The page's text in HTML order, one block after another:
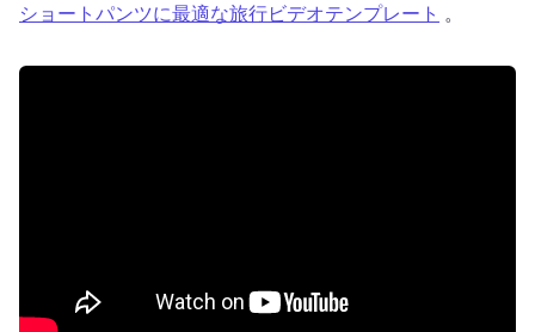
ショートパンツに最適な旅行ビデオテンプレート 。